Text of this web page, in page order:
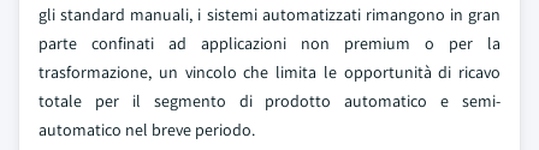
gli standard manuali, i sistemi automatizzati rimangono in gran
parte confinati ad applicazioni non premium o per la
trasformazione, un vincolo che limita le opportunità di ricavo
totale per il segmento di prodotto automatico e semi-
automatico nel breve periodo.